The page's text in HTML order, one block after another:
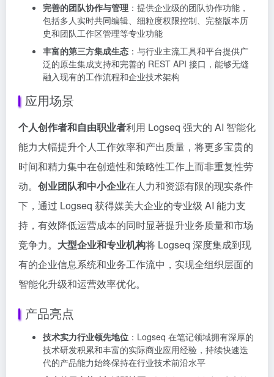
完善的团队协作与管理 ：提供企业级的团队协作功能，
包括多人实时共同编辑、细粒度权限控制、完整版本历
史和团队工作区管理等专业功能
丰富的第三方集成生态 ：与行业主流工具和平台提供广
泛的原生集成支持和完善的 REST API 接口，能够无缝
融入现有的工作流程和企业技术架构
应用场景
个人创作者和自由职业者利用 Logseq 强大的 AI 智能化
能力大幅提升个人工作效率和产出质量，将更多宝贵的
时间和精力集中在创造性和策略性工作上而非重复性劳
动。 创业团队和中小企业在人力和资源有限的现实条件
下，通过 Logseq 获得媒美大企业的专业级 AI 能力支
持，有效降低运营成本的同时显著提升业务质量和市场
竞争力。 大型企业和专业机构将 Logseq 深度集成到现
有的企业信息系统和业务工作流中，实现全组织层面的
智能化升级和运营效率优化。
产品亮点
技术实力行业领先地位 ：Logseq 在笔记领域拥有深厚的
技术研发积累和丰富的实际商业应用经验，持续快速迭
代的产品能力始终保持在行业技术前沿水平